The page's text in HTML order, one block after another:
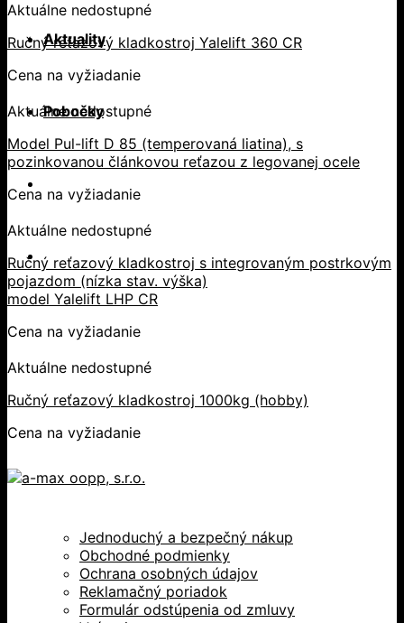
Aktuality
Pobočky
Aktuálne nedostupné
Ručný reťazový kladkostroj Yalelift 360 CR
Cena na vyžiadanie
Aktuálne nedostupné
Model Pul-lift D 85 (temperovaná liatina), s
pozinkovanou článkovou reťazou z legovanej ocele
Cena na vyžiadanie
Aktuálne nedostupné
Ručný reťazový kladkostroj s integrovaným postrkovým
pojazdom (nízka stav. výška)
model Yalelift LHP CR
Cena na vyžiadanie
Aktuálne nedostupné
Ručný reťazový kladkostroj 1000kg (hobby)
Cena na vyžiadanie
Jednoduchý a bezpečný nákup
Obchodné podmienky
Ochrana osobných údajov
Reklamačný poriadok
Formulár odstúpenia od zmluvy